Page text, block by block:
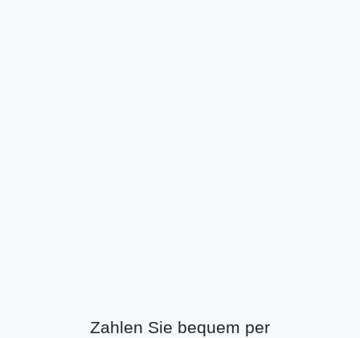
Zahlen Sie bequem per